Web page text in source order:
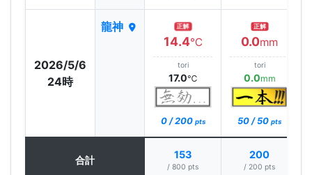
2026/5/6
24時
龍神 正解
14.4℃
tori
17.0℃
0 / 200 pts
正解
0.0mm
tori
0.0mm
50 / 50 pts
合計 153
/ 800 pts
200
/ 200 pts